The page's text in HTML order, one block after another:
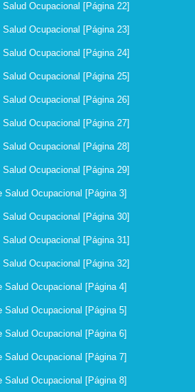
Ocupacional [Página 22]
Ocupacional [Página 23]
Ocupacional [Página 24]
Ocupacional [Página 25]
Ocupacional [Página 26]
Ocupacional [Página 27]
Ocupacional [Página 28]
Ocupacional [Página 29]
Salud Ocupacional [Página 3]
Ocupacional [Página 30]
Ocupacional [Página 31]
Ocupacional [Página 32]
Salud Ocupacional [Página 4]
Salud Ocupacional [Página 5]
Salud Ocupacional [Página 6]
Salud Ocupacional [Página 7]
Salud Ocupacional [Página 8]